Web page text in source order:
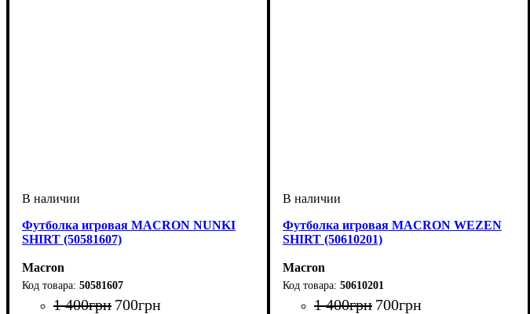
Футболка игровая MACRON NUNKI
SHIRT (50581607)
Macron
50581607
1 400грн 700грн
Футболка игровая MACRON WEZEN
SHIRT (50610201)
Macron
50610201
1 400грн 700грн